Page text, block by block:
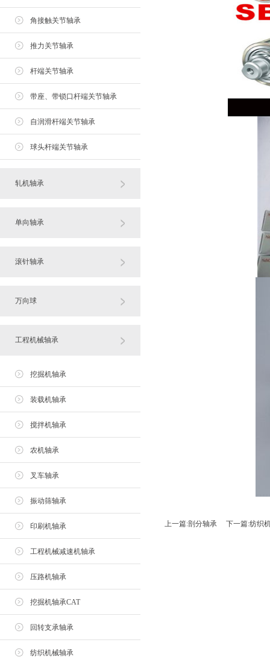
角接触关节轴承
推力关节轴承
杆端关节轴承
带座、带锁口杆端关节轴承
自润滑杆端关节轴承
球头杆端关节轴承
轧机轴承
单向轴承
滚针轴承
万向球
工程机械轴承
挖掘机轴承
装载机轴承
搅拌机轴承
农机轴承
叉车轴承
振动筛轴承
印刷机轴承
工程机械减速机轴承
压路机轴承
挖掘机轴承CAT
回转支承轴承
纺织机械轴承
上一篇:剖分轴承下一篇:纺织